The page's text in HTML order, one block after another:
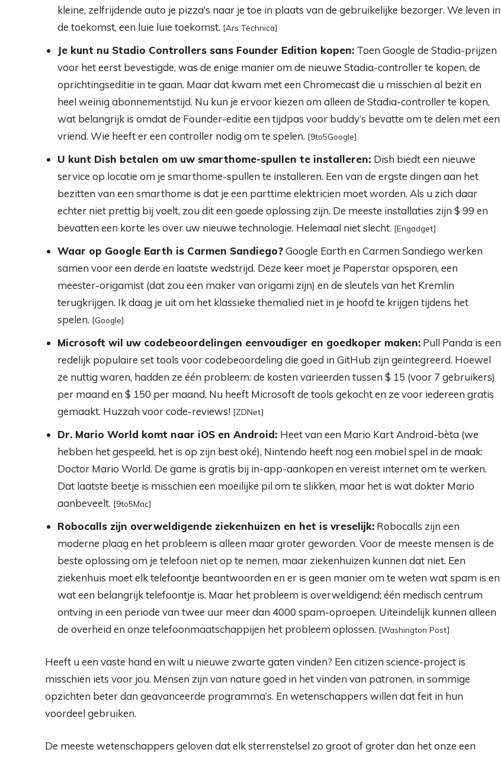
kleine, zelfrijdende auto je pizza’s naar je toe in plaats van de gebruikelijke bezorger. We leven in
de toekomst, een luie luie toekomst. [Ars Technica]
Je kunt nu Stadio Controllers sans Founder Edition kopen: Toen Google de Stadia-prijzen
voor het eerst bevestigde, was de enige manier om de nieuwe Stadia-controller te kopen, de
oprichtingseditie in te gaan. Maar dat kwam met een Chromecast die u misschien al bezit en
heel weinig abonnementstijd. Nu kun je ervoor kiezen om alleen de Stadia-controller te kopen,
wat belangrijk is omdat de Founder-editie een tijdpas voor buddy’s bevatte om te delen met een
vriend. Wie heeft er een controller nodig om te spelen. [9to5Google]
U kunt Dish betalen om uw smarthome-spullen te installeren: Dish biedt een nieuwe
service op locatie om je smarthome-spullen te installeren. Een van de ergste dingen aan het
bezitten van een smarthome is dat je een parttime elektricien moet worden. Als u zich daar
echter niet prettig bij voelt, zou dit een goede oplossing zijn. De meeste installaties zijn $ 99 en
bevatten een korte les over uw nieuwe technologie. Helemaal niet slecht. [Engadget]
Waar op Google Earth is Carmen Sandiego?Google Earth en Carmen Sandiego werken
samen voor een derde en laatste wedstrijd. Deze keer moet je Paperstar opsporen, een
meester-origamist (dat zou een maker van origami zijn) en de sleutels van het Kremlin
terugkrijgen. Ik daag je uit om het klassieke themalied niet in je hoofd te krijgen tijdens het
spelen. [Google]
Microsoft wil uw codebeoordelingen eenvoudiger en goedkoper maken: Pull Panda is een
redelijk populaire set tools voor codebeoordeling die goed in GitHub zijn geïntegreerd. Hoewel
ze nuttig waren, hadden ze één probleem: de kosten varieerden tussen $ 15 (voor 7 gebruikers)
per maand en $ 150 per maand. Nu heeft Microsoft de tools gekocht en ze voor iedereen gratis
gemaakt. Huzzah voor code-reviews! [ZDNet]
Dr. Mario World komt naar iOS en Android: Heet van een Mario Kart Android-bèta (we
hebben het gespeeld, het is op zijn best oké), Nintendo heeft nog een mobiel spel in de maak:
Doctor Mario World. De game is gratis bij in-app-aankopen en vereist internet om te werken.
Dat laatste beetje is misschien een moeilijke pil om te slikken, maar het is wat dokter Mario
aanbeveelt. [9to5Mac]
Robocalls zijn overweldigende ziekenhuizen en het is vreselijk: Robocalls zijn een
moderne plaag en het probleem is alleen maar groter geworden. Voor de meeste mensen is de
beste oplossing om je telefoon niet op te nemen, maar ziekenhuizen kunnen dat niet. Een
ziekenhuis moet elk telefoontje beantwoorden en er is geen manier om te weten wat spam is en
wat een belangrijk telefoontje is. Maar het probleem is overweldigend; één medisch centrum
ontving in een periode van twee uur meer dan 4000 spam-oproepen. Uiteindelijk kunnen alleen
de overheid en onze telefoonmaatschappijen het probleem oplossen. [Washington Post]
Heeft u een vaste hand en wilt u nieuwe zwarte gaten vinden? Een citizen science-project is
misschien iets voor jou. Mensen zijn van nature goed in het vinden van patronen, in sommige
opzichten beter dan geavanceerde programma’s. En wetenschappers willen dat feit in hun
voordeel gebruiken.
De meeste wetenschappers geloven dat elk sterrenstelsel zo groot of groter dan het onze een